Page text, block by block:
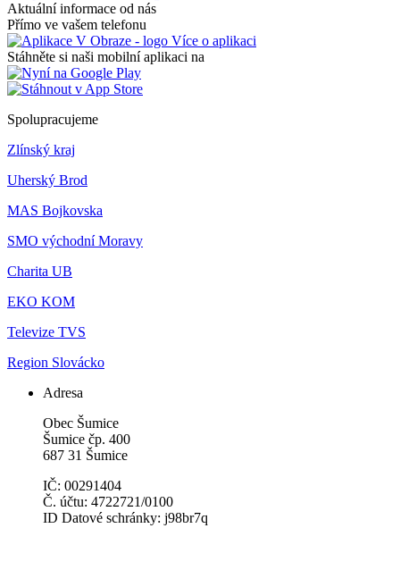
Aktuální informace od nás
Přímo ve vašem telefonu
Více o aplikaci
Stáhněte si naši mobilní aplikaci na
Spolupracujeme
Zlínský kraj
Uherský Brod
MAS Bojkovska
SMO východní Moravy
Charita UB
EKO KOM
Televize TVS
Region Slovácko
Adresa
Obec Šumice
Šumice čp. 400
687 31 Šumice
IČ: 00291404
Č. účtu: 4722721/0100
ID Datové schránky: j98br7q